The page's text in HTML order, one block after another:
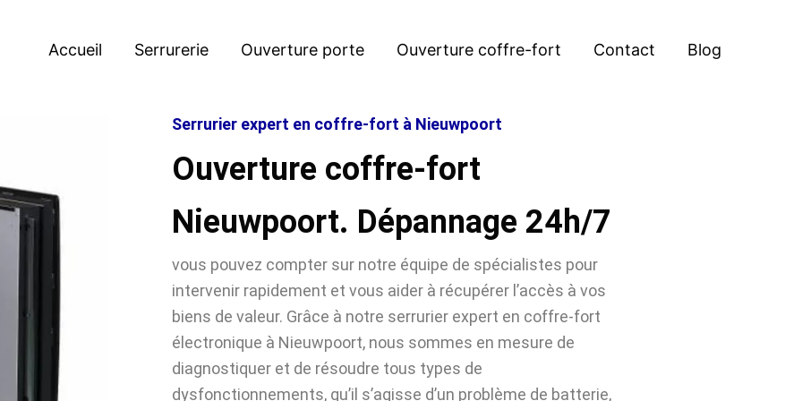
Accueil Serrurerie Ouverture porte Ouverture coffre-fort Contact Blog
Serrurier expert en coffre-fort à Nieuwpoort
Ouverture coffre-fort
Nieuwpoort. Dépannage 24h/7
vous pouvez compter sur notre équipe de spécialistes pour
intervenir rapidement et vous aider à récupérer l’accès à vos
biens de valeur. Grâce à notre serrurier expert en coffre-fort
électronique à Nieuwpoort, nous sommes en mesure de
diagnostiquer et de résoudre tous types de
dysfonctionnements, qu’il s’agisse d’un problème de batterie,